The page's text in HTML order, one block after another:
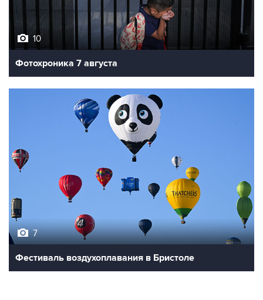
10
Фотохроника 7 августа
Фестиваль воздухоплавания в Бристоле